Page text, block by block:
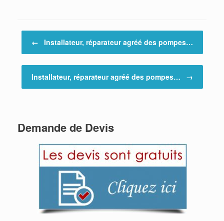
← Installateur, réparateur agréé des pompes…
Installateur, réparateur agréé des pompes… →
Demande de Devis